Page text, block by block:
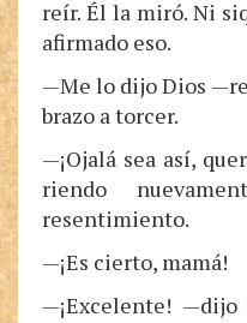
reír. Él la miró. Ni
afirmado eso.
—Me lo dijo Dios
brazo a torcer.
—¡Ojalá sea así,
riendo
resentimiento.
—¡Es cierto, mamá!
—¡Excelente!